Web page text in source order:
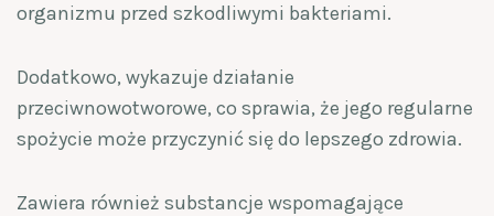
organizmu przed szkodliwymi bakteriami.
Dodatkowo, wykazuje działanie
przeciwnowotworowe, co sprawia, że jego regularne
spożycie może przyczynić się do lepszego zdrowia.
Zawiera również substancje wspomagające